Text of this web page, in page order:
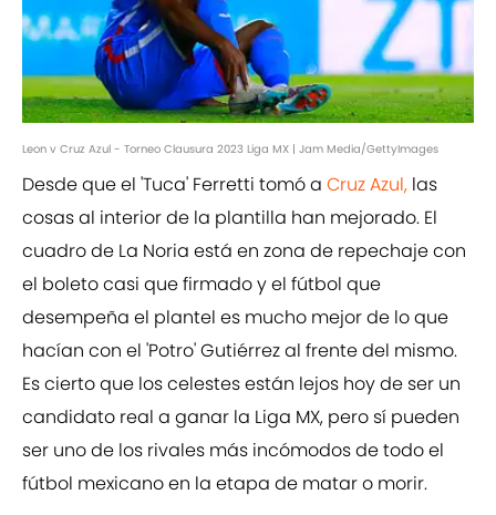
Leon v Cruz Azul - Torneo Clausura 2023 Liga MX | Jam Media/GettyImages
Desde que el 'Tuca' Ferretti tomó a Cruz Azul, las
cosas al interior de la plantilla han mejorado. El
cuadro de La Noria está en zona de repechaje con
el boleto casi que firmado y el fútbol que
desempeña el plantel es mucho mejor de lo que
hacían con el 'Potro' Gutiérrez al frente del mismo.
Es cierto que los celestes están lejos hoy de ser un
candidato real a ganar la Liga MX, pero sí pueden
ser uno de los rivales más incómodos de todo el
fútbol mexicano en la etapa de matar o morir.